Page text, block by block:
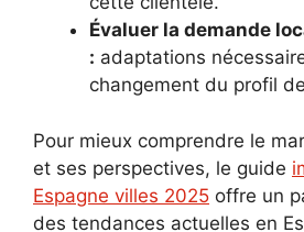
Évaluer la demande
: adaptations
changement du profil
Pour mieux comprendre le
et ses perspectives, le guide
Espagne villes 2025 offre un
des tendances actuelles en